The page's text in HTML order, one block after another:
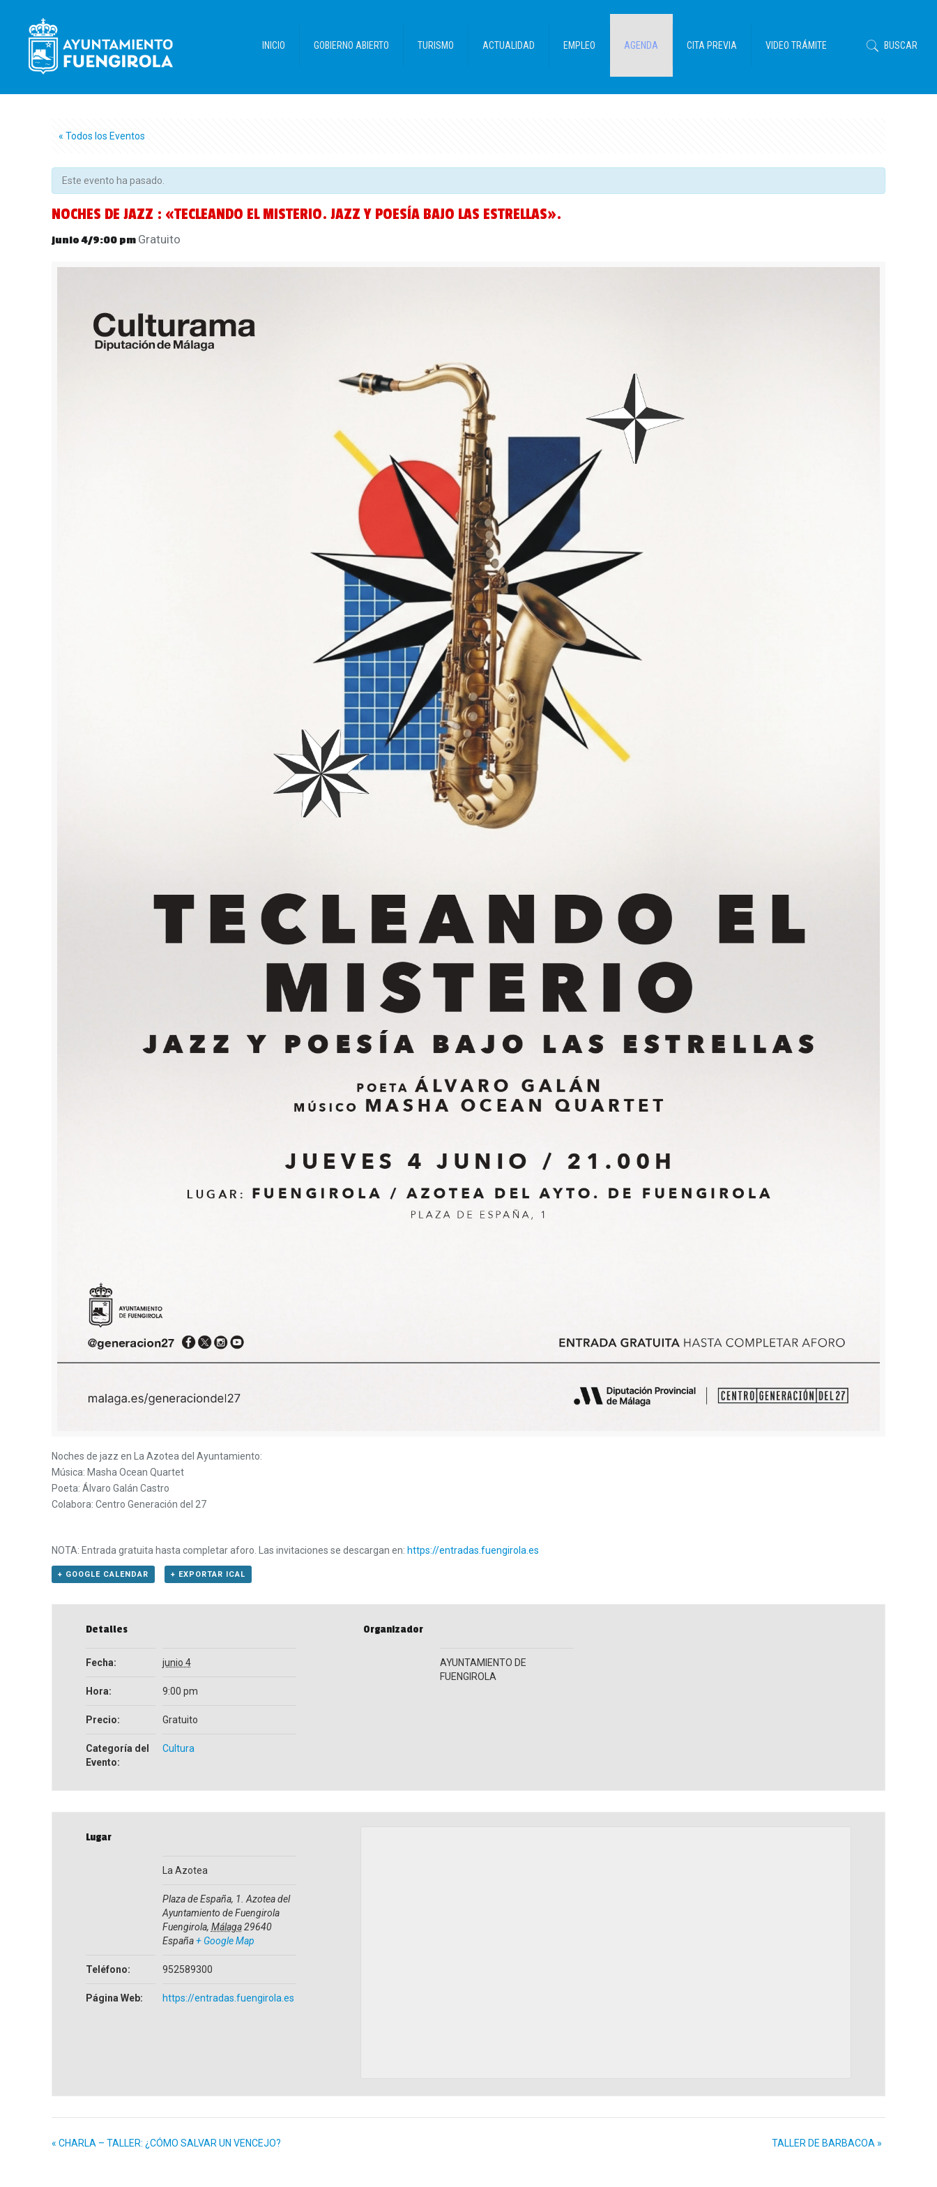
INICIO GOBIERNO ABIERTO TURISMO ACTUALIDAD EMPLEO AGENDA CITA PREVIA VIDEO TRÁMITE BUSCAR
« Todos los Eventos
Este evento ha pasado.
NOCHES DE JAZZ : «TECLEANDO EL MISTERIO. JAZZ Y POESÍA BAJO LAS ESTRELLAS».
junio 4/9:00 pm Gratuito
Noches de jazz en La Azotea del Ayuntamiento:
Música: Masha Ocean Quartet
Poeta: Álvaro Galán Castro
Colabora: Centro Generación del 27
NOTA: Entrada gratuita hasta completar aforo. Las invitaciones se descargan en: https://entradas.fuengirola.es
+ GOOGLE CALENDAR + EXPORTAR ICAL
Detalles
Fecha: junio 4
Hora: 9:00 pm
Precio: Gratuito
Categoría del
Evento:
Cultura
Organizador
AYUNTAMIENTO DE
FUENGIROLA
Lugar
La Azotea
Plaza de España, 1. Azotea del
Ayuntamiento de Fuengirola
Fuengirola, Málaga29640
España+ Google Map
Teléfono: 952589300
Página Web: https://entradas.fuengirola.es
« CHARLA – TALLER: ¿CÓMO SALVAR UN VENCEJO? TALLER DE BARBACOA »